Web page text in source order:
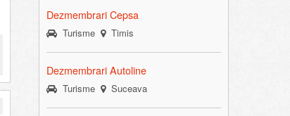
Dezmembrari Cepsa
Turisme Timis
Dezmembrari Autoline
Turisme Suceava